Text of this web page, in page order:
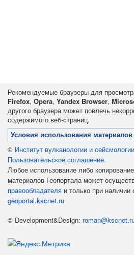
Рекомендуемые браузеры для
Firefox, Opera, Yandex Browser,
другого браузера может повлечь
содержимого веб-страниц.
Условия использования
© Институт вулканологии и
Пользовательское соглашение.
Любое использование либо
материалов Геопортала может
правообладателя и только при наличии
geoportal.kscnet.ru
© Development&Design: